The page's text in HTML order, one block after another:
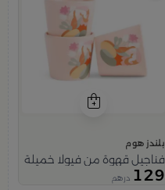
بلندز هوم
فناجيل قهوة من فيولا خميلة
129 درهم